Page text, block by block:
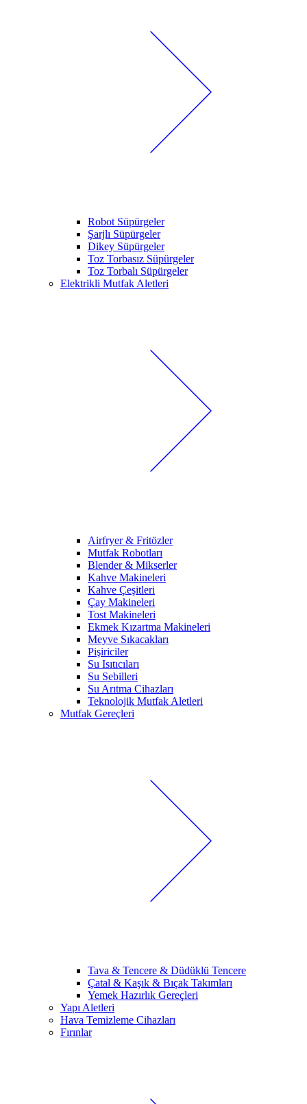
Robot Süpürgeler
Şarjlı Süpürgeler
Dikey Süpürgeler
Toz Torbasız Süpürgeler
Toz Torbalı Süpürgeler
Elektrikli Mutfak Aletleri
Airfryer & Fritözler
Mutfak Robotları
Blender & Mikserler
Kahve Makineleri
Kahve Çeşitleri
Çay Makineleri
Tost Makineleri
Ekmek Kızartma Makineleri
Meyve Sıkacakları
Pişiriciler
Su Isıtıcıları
Su Sebilleri
Su Arıtma Cihazları
Teknolojik Mutfak Aletleri
Mutfak Gereçleri
Tava & Tencere & Düdüklü Tencere
Çatal & Kaşık & Bıçak Takımları
Yemek Hazırlık Gereçleri
Yapı Aletleri
Hava Temizleme Cihazları
Fırınlar